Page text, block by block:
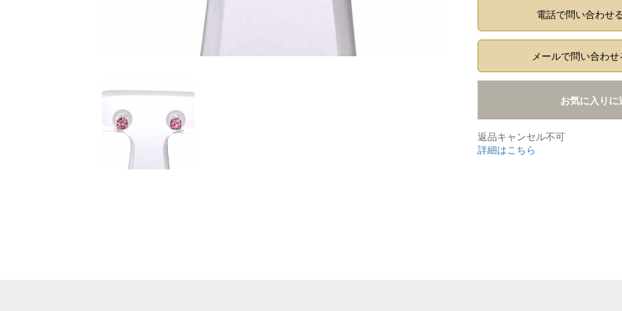
電話で問い合わせ
メールで問い合わせ
お気に入りに
返品キャンセル不可
詳細はこちら